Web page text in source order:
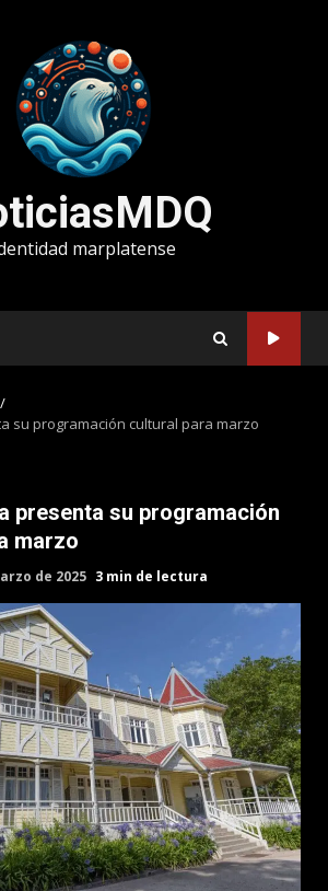
marplatense
su programación cultural para marzo
presenta su programación
marzo
de 2025 3 min de lectura